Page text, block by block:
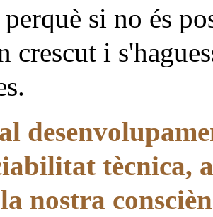
si no és
crescut i
tècnica,
nostra